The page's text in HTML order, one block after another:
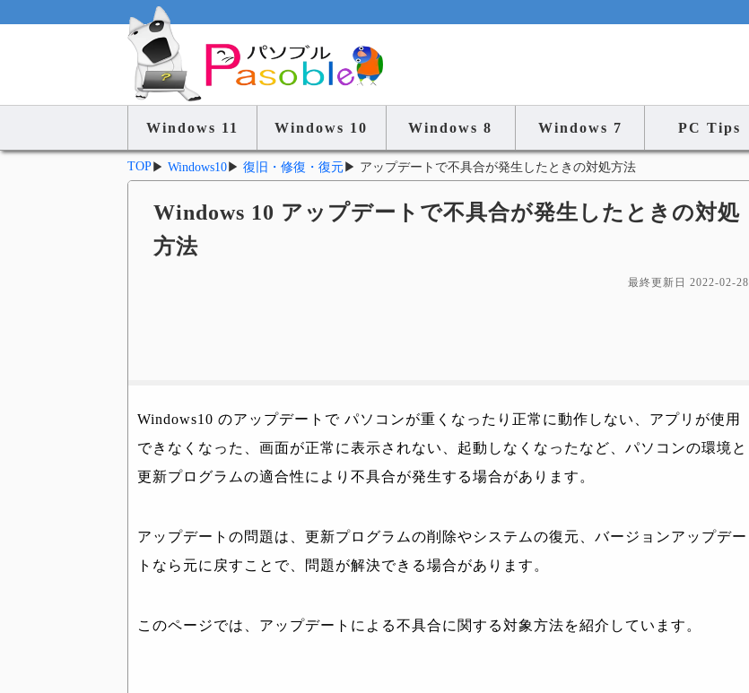
Windows 11 Windows 10 Windows 8 Windows 7 PC Tips
TOP ▶ Windows10 ▶ 復旧・修復・復元 ▶ アップデートで不具合が発生したときの対処方法
Windows 10 アップデートで不具合が発生したときの対処
方法
最終更新日 2022-02-28
Windows10 のアップデートで パソコンが重くなったり正常に動作しない、アプリが使用
できなくなった、画面が正常に表示されない、起動しなくなったなど、パソコンの環境と
更新プログラムの適合性により不具合が発生する場合があります。
アップデートの問題は、更新プログラムの削除やシステムの復元、バージョンアップデー
トなら元に戻すことで、問題が解決できる場合があります。
このページでは、アップデートによる不具合に関する対象方法を紹介しています。